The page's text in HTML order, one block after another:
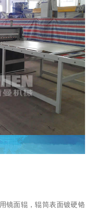
镜面辊，辊筒表面镀硬铬